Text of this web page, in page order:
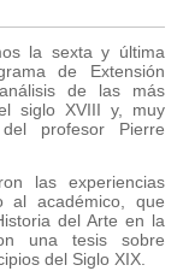
la sexta y última
de Extensión
de las más
siglo XVIII y, muy
profesor Pierre
las experiencias
al académico, que
del Arte en la
una tesis sobre
del Siglo XIX.